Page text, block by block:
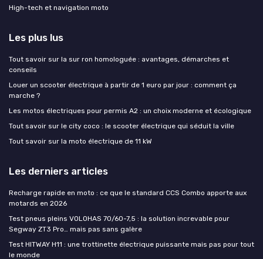
High-tech et navigation moto
Les plus lus
Tout savoir sur la sur ron homologuée : avantages, démarches et
conseils
Louer un scooter électrique à partir de 1 euro par jour : comment ça
marche ?
Les motos électriques pour permis A2 : un choix moderne et écologique
Tout savoir sur le city coco : le scooter électrique qui séduit la ville
Tout savoir sur la moto électrique de 11 kW
Les derniers articles
Recharge rapide en moto : ce que le standard CCS Combo apporte aux
motards en 2026
Test pneus pleins VOLOHAS 70/60-7,5 : la solution increvable pour
Segway ZT3 Pro… mais pas sans galère
Test HITWAY H11 : une trottinette électrique puissante mais pas pour tout
le monde